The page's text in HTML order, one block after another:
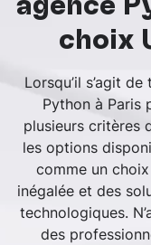
choix
Lorsqu’il s’agit
Python à Paris
plusieurs critères
les options
comme un
inégalée et des
technologiques.
des